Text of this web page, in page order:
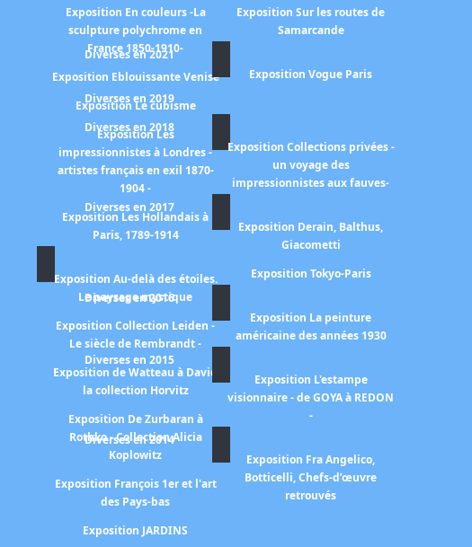
Exposition En couleurs -La
sculpture polychrome en
France 1850-1910-
Exposition Eblouissante Venise
Exposition Le cubisme
Exposition Les
impressionnistes à Londres -
artistes français en exil 1870-
1904 -
Exposition Les Hollandais à
Paris, 1789-1914
Exposition Au-delà des étoiles.
Le paysage mystique
Exposition Collection Leiden -
Le siècle de Rembrandt -
Exposition de Watteau à David
la collection Horvitz
Exposition De Zurbaran à
Rothko - Collection Alicia
Koplowitz
Exposition François 1er et l'art
des Pays-bas
Exposition JARDINS
Exposition Sur les routes de
Samarcande
Diverses en 2021
Exposition Vogue Paris
Diverses en 2019
Diverses en 2018
Exposition Collections privées -
un voyage des
impressionnistes aux fauves-
Diverses en 2017
Exposition Derain, Balthus,
Giacometti
Exposition Tokyo-Paris
Diverses en 2016
Exposition La peinture
américaine des années 1930
Diverses en 2015
Exposition L'estampe
visionnaire - de GOYA à REDON
-
Diverses en 2014
Exposition Fra Angelico,
Botticelli, Chefs-d’œuvre
retrouvés